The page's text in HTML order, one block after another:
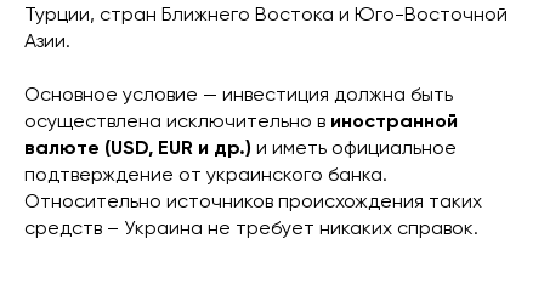
Турции, стран Ближнего Востока и Юго-Восточной
Азии.
Основное условие — инвестиция должна быть
осуществлена ​​исключительно в иностранной
валюте (USD, EUR и др.) и иметь официальное
подтверждение от украинского банка.
Относительно источников происхождения таких
средств – Украина не требует никаких справок.